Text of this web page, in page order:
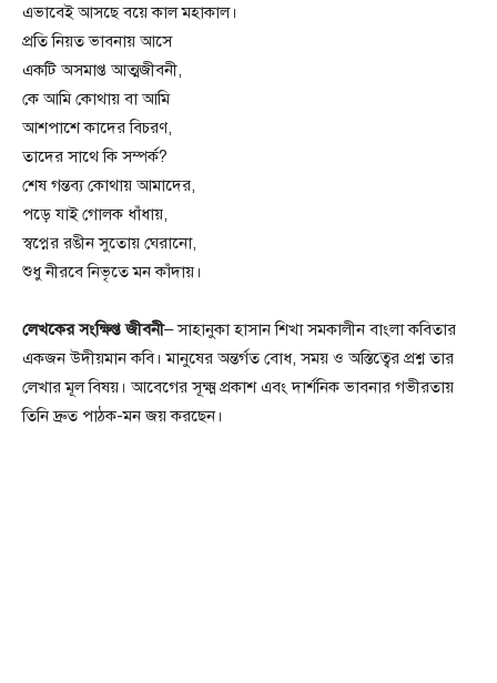
এভাবেই আসছে বয়ে কাল মহাকাল।
প্রতি নিয়ত ভাবনায় আসে
একটি অসমাপ্ত আত্মজীবনী,
কে আমি কোথায় বা আমি
আশপাশে কাদের বিচরণ,
তাদের সাথে কি সম্পর্ক?
শেষ গন্তব্য কোথায় আমাদের,
পড়ে যাই গোলক ধাঁধায়,
স্বপ্নের রঙীন সুতোয় ঘেরানো,
শুধু নীরবে নিভৃতে মন কাঁদায়।
লেখকের সংক্ষিপ্ত জীবনী– সাহানুকা হাসান শিখা সমকালীন বাংলা কবিতার
একজন উদীয়মান কবি। মানুষের অন্তর্গত বোধ, সময় ও অস্তিত্বের প্রশ্ন তার
লেখার মূল বিষয়। আবেগের সূক্ষ্ম প্রকাশ এবং দার্শনিক ভাবনার গভীরতায়
তিনি দ্রুত পাঠক-মন জয় করছেন।